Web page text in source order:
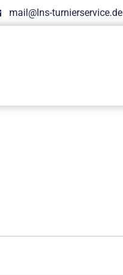
mail@lns-turnierservice.de